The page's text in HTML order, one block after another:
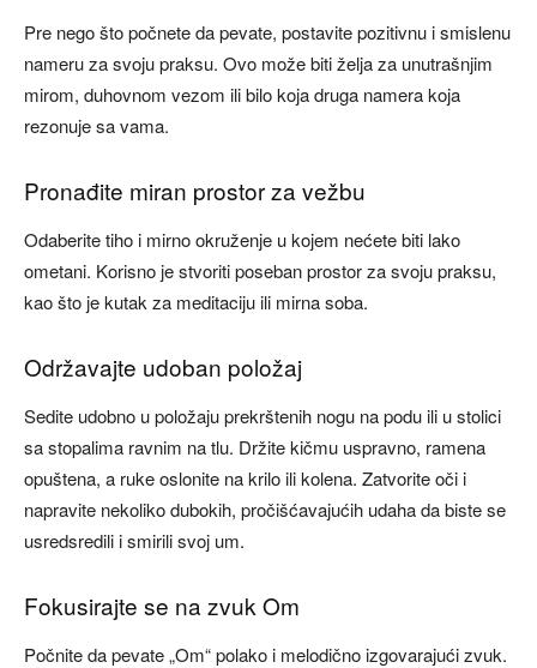
Pre nego što počnete da pevate, postavite pozitivnu i smislenu
nameru za svoju praksu. Ovo može biti želja za unutrašnjim
mirom, duhovnom vezom ili bilo koja druga namera koja
rezonuje sa vama.
Pronađite miran prostor za vežbu
Odaberite tiho i mirno okruženje u kojem nećete biti lako
ometani. Korisno je stvoriti poseban prostor za svoju praksu,
kao što je kutak za meditaciju ili mirna soba.
Održavajte udoban položaj
Sedite udobno u položaju prekrštenih nogu na podu ili u stolici
sa stopalima ravnim na tlu. Držite kičmu uspravno, ramena
opuštena, a ruke oslonite na krilo ili kolena. Zatvorite oči i
napravite nekoliko dubokih, pročišćavajućih udaha da biste se
usredsredili i smirili svoj um.
Fokusirajte se na zvuk Om
Počnite da pevate „Om“ polako i melodično izgovarajući zvuk.